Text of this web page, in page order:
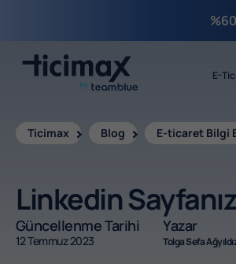
E-
Ticimax Blog E-ticaret Bilgi
Linkedin
Güncellenme Tarihi
12 Temmuz 2023
Yazar
Tolga Sefa